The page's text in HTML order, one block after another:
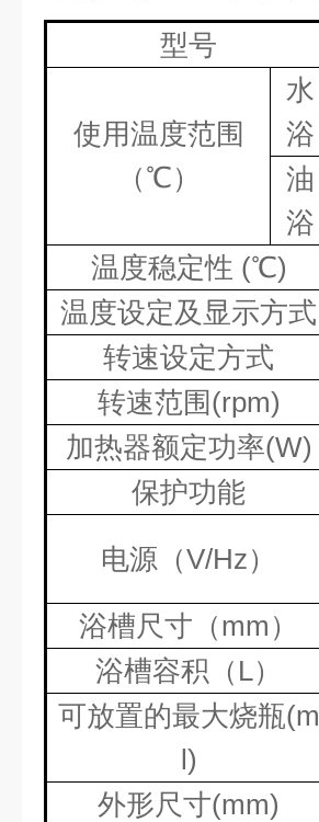
型号
使用温度范围
（℃）
水
浴
油
浴
温度稳定性 (℃)
温度设定及显示方式
转速设定方式
转速范围(rpm)
加热器额定功率(W)
保护功能
电源 （V/Hz）
浴槽尺寸 （mm ）
浴槽容积 （ L）
可放置的最大烧瓶(m
l)
外形尺寸(mm)